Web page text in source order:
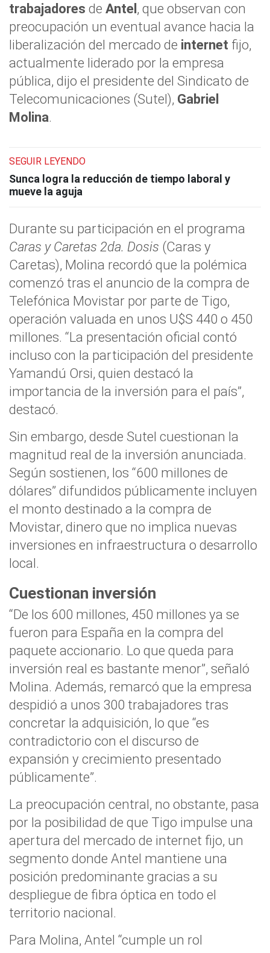
trabajadores de Antel, que observan con
preocupación un eventual avance hacia la
liberalización del mercado de internet fijo,
actualmente liderado por la empresa
pública, dijo el presidente del Sindicato de
Telecomunicaciones (Sutel), Gabriel
Molina.
SEGUIR LEYENDO
Sunca logra la reducción de tiempo laboral y
mueve la aguja
Durante su participación en el programa
Caras y Caretas 2da. Dosis (Caras y
Caretas), Molina recordó que la polémica
comenzó tras el anuncio de la compra de
Telefónica Movistar por parte de Tigo,
operación valuada en unos U$S 440 o 450
millones. “La presentación oficial contó
incluso con la participación del presidente
Yamandú Orsi, quien destacó la
importancia de la inversión para el país”,
destacó.
Sin embargo, desde Sutel cuestionan la
magnitud real de la inversión anunciada.
Según sostienen, los “600 millones de
dólares” difundidos públicamente incluyen
el monto destinado a la compra de
Movistar, dinero que no implica nuevas
inversiones en infraestructura o desarrollo
local.
Cuestionan inversión
“De los 600 millones, 450 millones ya se
fueron para España en la compra del
paquete accionario. Lo que queda para
inversión real es bastante menor”, señaló
Molina. Además, remarcó que la empresa
despidió a unos 300 trabajadores tras
concretar la adquisición, lo que “es
contradictorio con el discurso de
expansión y crecimiento presentado
públicamente”.
La preocupación central, no obstante, pasa
por la posibilidad de que Tigo impulse una
apertura del mercado de internet fijo, un
segmento donde Antel mantiene una
posición predominante gracias a su
despliegue de fibra óptica en todo el
territorio nacional.
Para Molina, Antel “cumple un rol